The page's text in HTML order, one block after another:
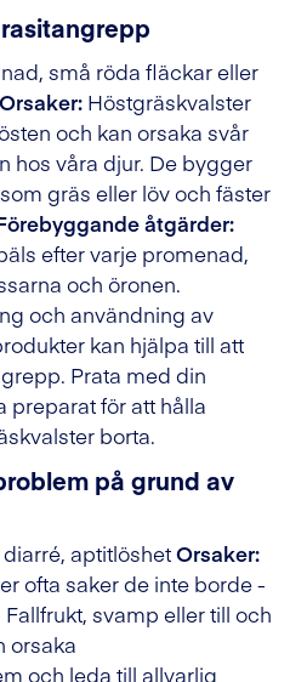
små röda fläckar eller
Orsaker: Höstgräskvalster
och kan orsaka svår
hos våra djur. De bygger
gräs eller löv och fäster
åtgärder:
efter varje promenad,
och öronen.
och användning av
kan hjälpa till att
Prata med din
preparat för att hålla
borta.
på grund av
aptitlöshetOrsaker:
ofta saker de inte borde -
svamp eller till och
orsaka
och leda till allvarlig